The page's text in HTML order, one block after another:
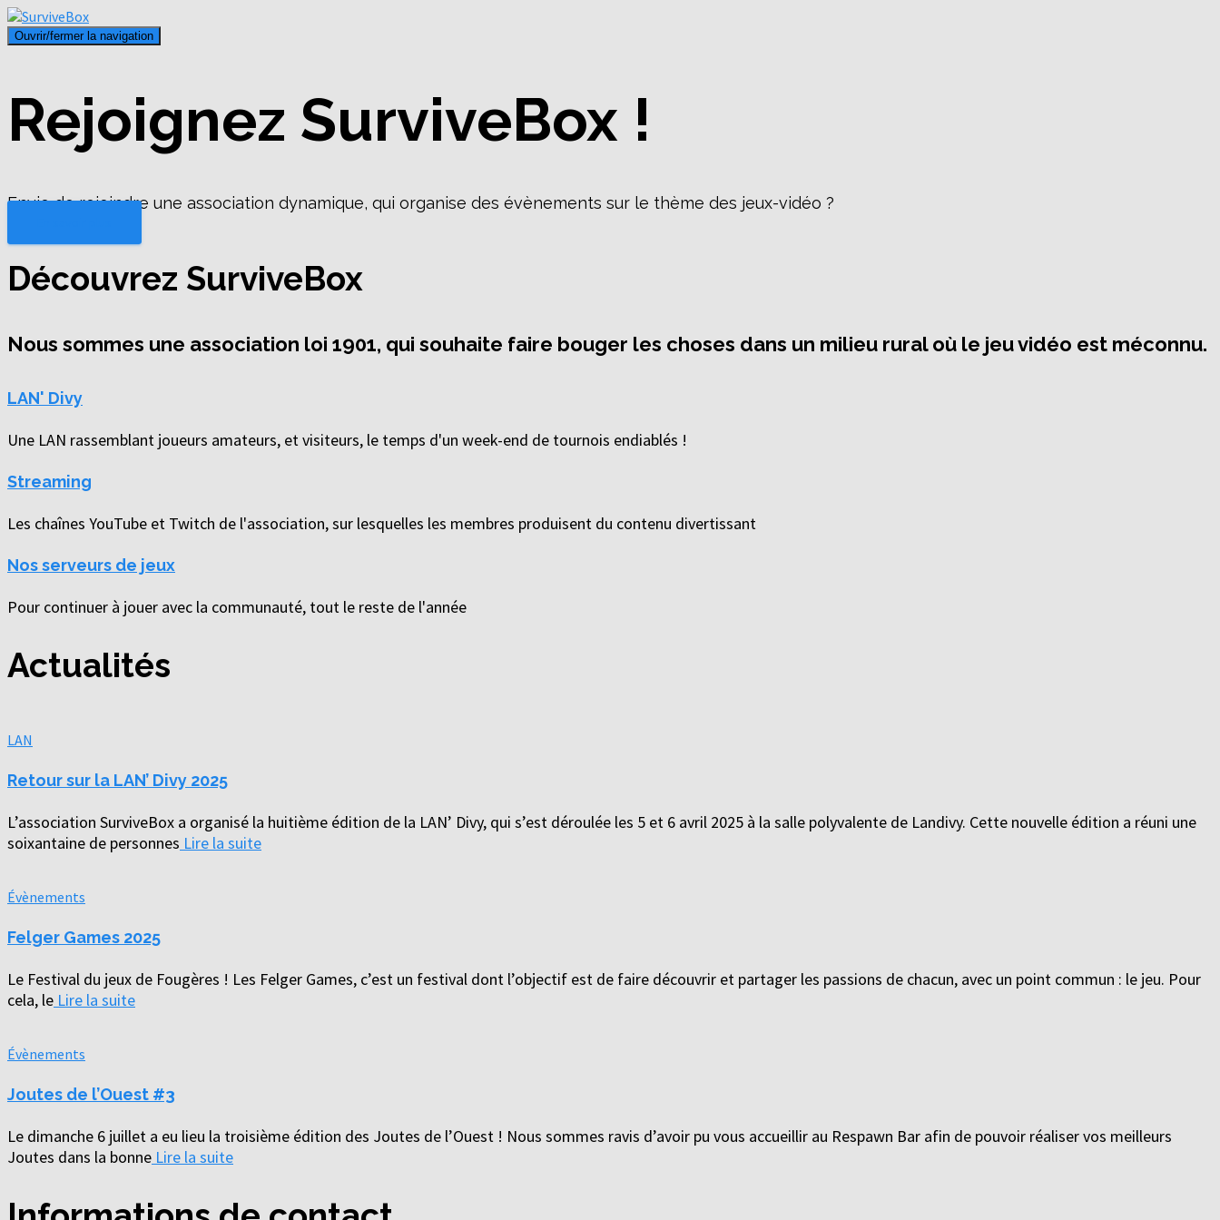
Ouvrir/fermer la navigation
Rejoignez SurviveBox !
Envie de rejoindre une association dynamique, qui organise des évènements sur le thème des jeux-vidéo ?
Découvrez SurviveBox
Nous sommes une association loi 1901, qui souhaite faire bouger les choses dans un milieu rural où le jeu vidéo est méconnu.
LAN' Divy
Une LAN rassemblant joueurs amateurs, et visiteurs, le temps d'un week-end de tournois endiablés !
Streaming
Les chaînes YouTube et Twitch de l'association, sur lesquelles les membres produisent du contenu divertissant
Nos serveurs de jeux
Pour continuer à jouer avec la communauté, tout le reste de l'année
Actualités
LAN
Retour sur la LAN’ Divy 2025
L’association SurviveBox a organisé la huitième édition de la LAN’ Divy, qui s’est déroulée les 5 et 6 avril 2025 à la salle polyvalente de Landivy. Cette nouvelle édition a réuni une
soixantaine de personnes Lire la suite
Évènements
Felger Games 2025
Le Festival du jeux de Fougères ! Les Felger Games, c’est un festival dont l’objectif est de faire découvrir et partager les passions de chacun, avec un point commun : le jeu. Pour
cela, le Lire la suite
Évènements
Joutes de l’Ouest #3
Le dimanche 6 juillet a eu lieu la troisième édition des Joutes de l’Ouest ! Nous sommes ravis d’avoir pu vous accueillir au Respawn Bar afin de pouvoir réaliser vos meilleurs
Joutes dans la bonne Lire la suite